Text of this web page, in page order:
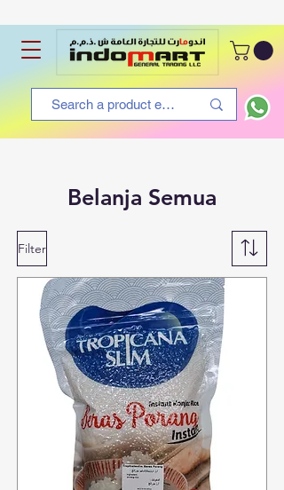
Belanja Semua
Filter